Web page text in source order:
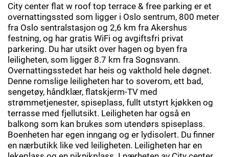
City center flat w roof top terrace & free parking er et
overnattingssted som ligger i Oslo sentrum, 800 meter
fra Oslo sentralstasjon og 2,6 km fra Akershus
festning, og har gratis WiFi og avgiftsfri privat
parkering. Du har utsikt over hagen og byen fra
leiligheten, som ligger 8.7 km fra Sognsvann.
Overnattingsstedet har heis og vakthold hele døgnet.
Denne romslige leiligheten har to soverom, ett bad,
sengetøy, håndklær, flatskjerm-TV med
strømmetjenester, spiseplass, fullt utstyrt kjøkken og
terrasse med fjellutsikt. Leiligheten har også en
balkong som kan brukes som utendørs spiseplass.
Boenheten har egen inngang og er lydisolert. Du finner
en nærbutikk like ved leiligheten. Leiligheten har en